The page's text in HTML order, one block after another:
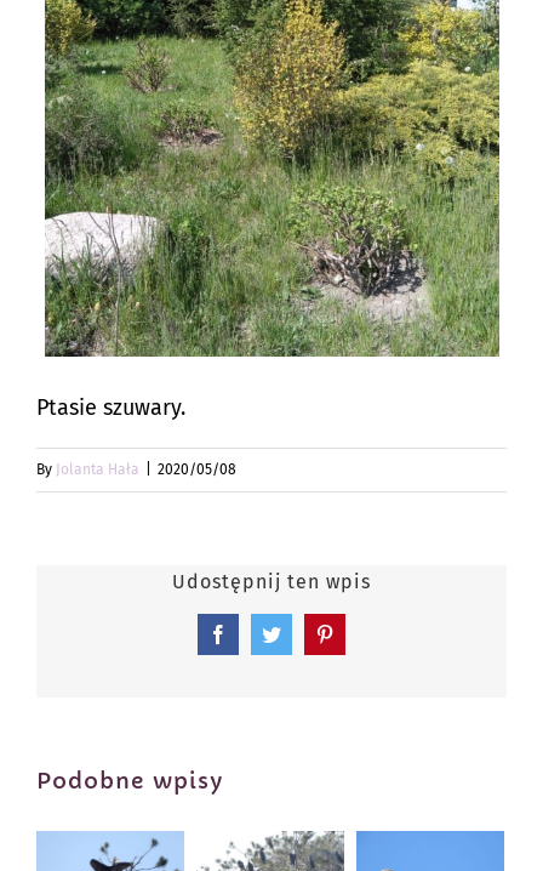
Ptasie szuwary.
By Jolanta Hała 2020/05/08
Udostępnij ten wpis
FacebookTwitterPinterest
Podobne wpisy